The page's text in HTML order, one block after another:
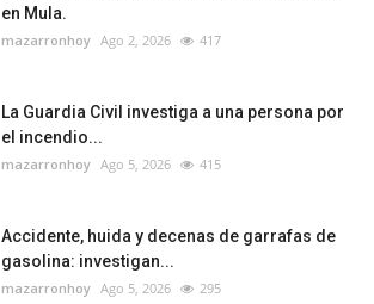
en Mula.
mazarronhoy Ago 2, 2026 417
La Guardia Civil investiga a una persona por
el incendio...
mazarronhoy Ago 5, 2026 415
Accidente, huida y decenas de garrafas de
gasolina: investigan...
mazarronhoy Ago 5, 2026 295